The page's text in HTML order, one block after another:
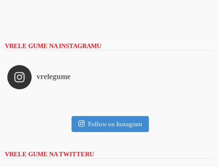
VRELE GUME NA INSTAGRAMU
vrelegume
Follow on Instagram
VRELE GUME NA TWITTERU